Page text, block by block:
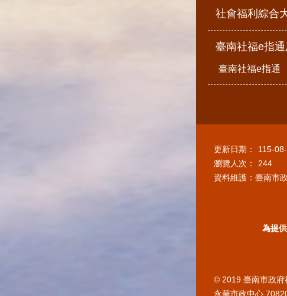
社會福利綜合
臺南社福e指
臺南社福e指通
更新日期：
115-
瀏覽人次：
244
資料維護：臺南市
為提
© 2019 臺南市政
永華市政中心